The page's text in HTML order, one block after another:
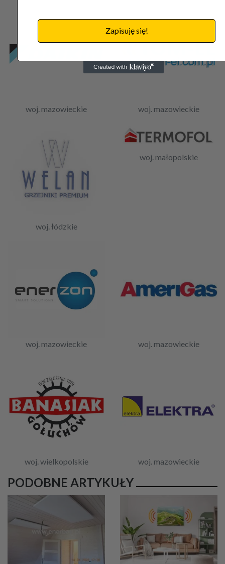
woj. mazowieckie woj. mazowieckie
woj. łódzkie
woj. małopolskie
woj. mazowieckie woj. mazowieckie
woj. wielkopolskie woj. mazowieckie
PODOBNE ARTYKUŁY
Zapisuję się!